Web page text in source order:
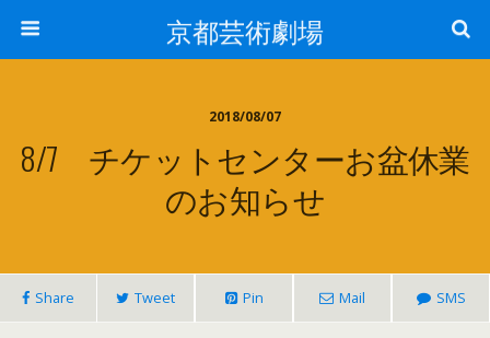
京都芸術劇場
2018/08/07
8/7 チケットセンターお盆休業
のお知らせ
Share Tweet Pin Mail SMS